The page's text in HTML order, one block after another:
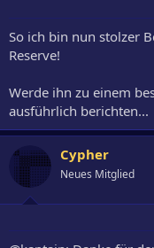
So ich bin nun stolzer
Reserve!
Werde ihn zu einem
ausführlich berichten...
Cypher
Neues Mitglied